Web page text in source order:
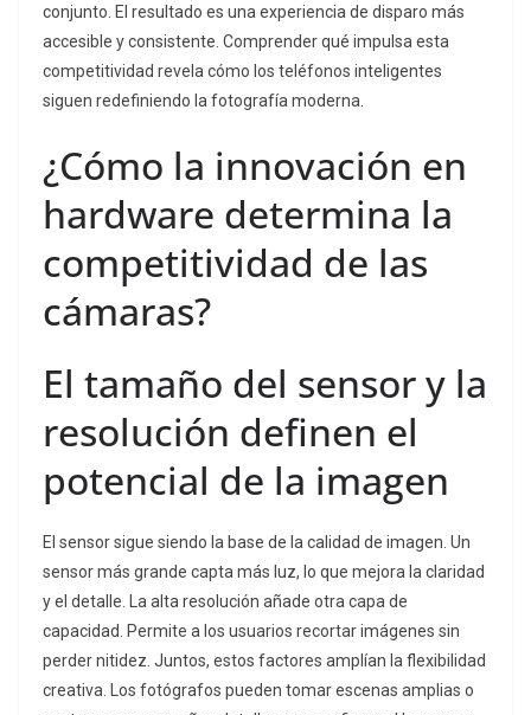
conjunto. El resultado es una experiencia de disparo más
accesible y consistente. Comprender qué impulsa esta
competitividad revela cómo los teléfonos inteligentes
siguen redefiniendo la fotografía moderna.
¿Cómo la innovación en
hardware determina la
competitividad de las
cámaras?
El tamaño del sensor y la
resolución definen el
potencial de la imagen
El sensor sigue siendo la base de la calidad de imagen. Un
sensor más grande capta más luz, lo que mejora la claridad
y el detalle. La alta resolución añade otra capa de
capacidad. Permite a los usuarios recortar imágenes sin
perder nitidez. Juntos, estos factores amplían la flexibilidad
creativa. Los fotógrafos pueden tomar escenas amplias o